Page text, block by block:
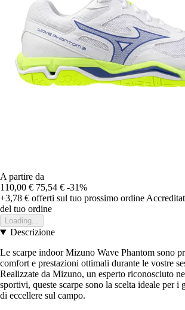
A partire da
110,00 € 75,54 € -31%
+3,78 € offerti sul tuo prossimo ordine
del tuo ordine
Loading...
Descrizione
Le scarpe indoor Mizuno Wave Phantom sono
comfort e prestazioni ottimali durante le vostre
Realizzate da Mizuno, un esperto riconosciuto
sportivi, queste scarpe sono la scelta ideale per i
di eccellere sul campo.